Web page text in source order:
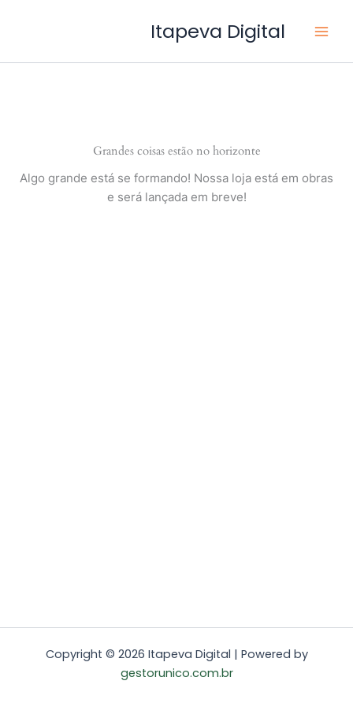
conteúdo
Itapeva Digital
Grandes coisas estão no horizonte
Algo grande está se formando! Nossa loja está em obras
e será lançada em breve!
Copyright © 2026 Itapeva Digital | Powered by
gestorunico.com.br